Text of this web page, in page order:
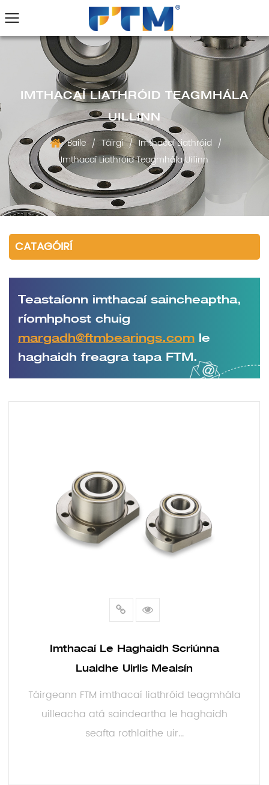
IMTHACAÍ LIATHRÓID TEAGMHÁLA
UILLINN
Baile / Táirgí / Imthacaí Liathróid /
Imthacaí Liathróid Teagmhála Uillinn
CATAGÓIRÍ
Teastaíonn imthacaí saincheaptha,
ríomhphost chuig
margadh@ftmbearings.com le
haghaidh freagra tapa FTM.
Imthacaí Le Haghaidh Scriúnna
Luaidhe Uirlis Meaisín
Táirgeann FTM imthacaí liathróid teagmhála
uilleacha atá saindeartha le haghaidh
seafta rothlaithe uir...